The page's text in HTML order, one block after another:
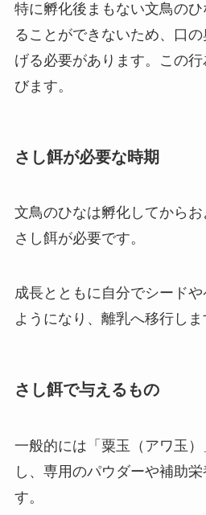
特に孵化後まもない文鳥の
ることができないため、口
げる必要があります。この
びます。
さし餌が必要な時期
文鳥のひなは孵化してからお
さし餌が必要です。
成長とともに自分でシード
ようになり、離乳へ移行しま
さし餌で与えるもの
一般的には「粟玉（アワ玉
し、専用のパウダーや補助
す。